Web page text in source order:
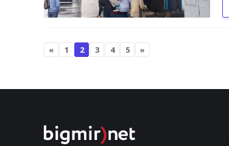
« 1 2 3 4 5 »